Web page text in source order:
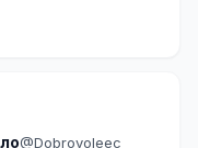
@Dobrovoleec